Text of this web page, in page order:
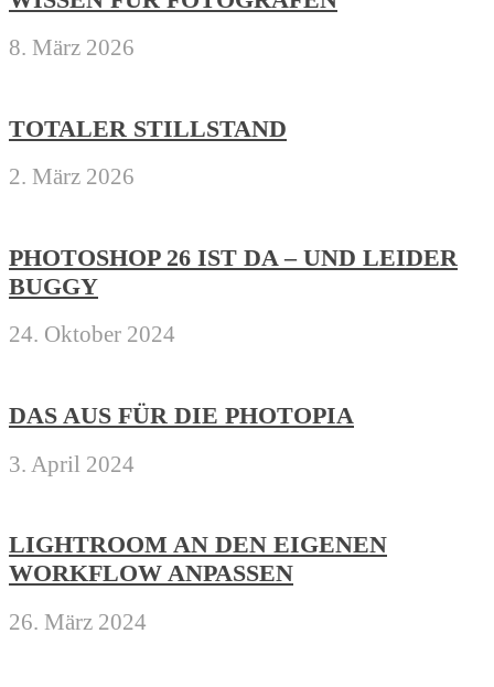
8. März 2026
TOTALER STILLSTAND
2. März 2026
PHOTOSHOP 26 IST DA – UND LEIDER
BUGGY
24. Oktober 2024
DAS AUS FÜR DIE PHOTOPIA
3. April 2024
LIGHTROOM AN DEN EIGENEN
WORKFLOW ANPASSEN
26. März 2024